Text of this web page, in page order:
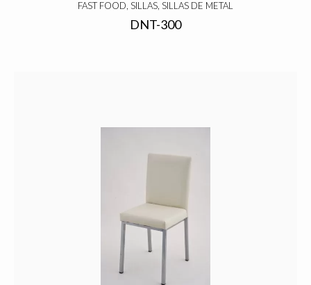
FAST FOOD, SILLAS, SILLAS DE METAL
DNT-300